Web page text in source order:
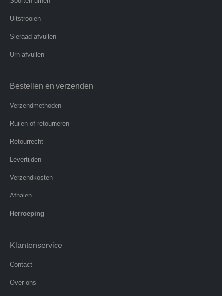
Uitstrooien
Sieraad afvullen
Urn afvullen
Bestellen en verzenden
Verzendmethoden
Ruilen of retourneren
Retourrecht
Levertijden
Verzendkosten
Afhalen
Herroeping
Klantenservice
Contact
Over ons